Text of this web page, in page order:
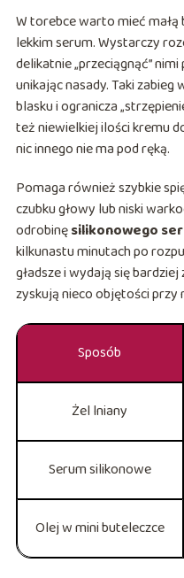
W torebce warto mieć
lekkim serum. Wystarczy
delikatnie „przeciągnąć”
unikając nasady. Taki
blasku i ogranicza
też niewielkiej ilości kremu
nic innego nie ma pod ręką.
Pomaga również szybkie
czubku głowy lub niski
odrobinęsilikonowego
kilkunastu minutach po
gładsze i wydają się
zyskują nieco objętości przy
Sposób
Żel lniany
Serum silikonowe
Olej w mini buteleczce